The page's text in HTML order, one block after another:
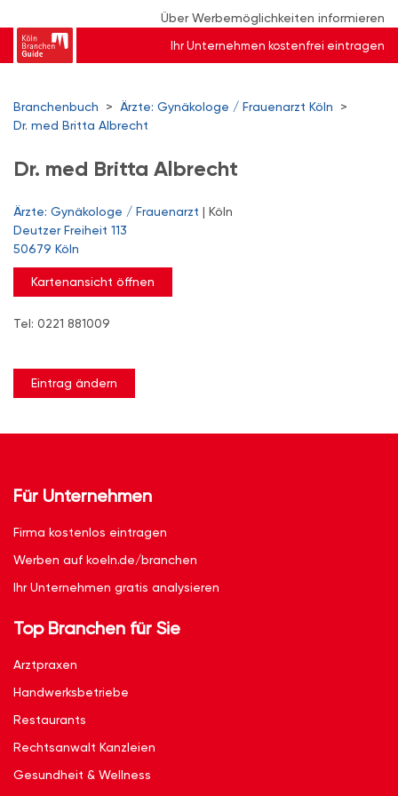
Über Werbemöglichkeiten informieren
Ihr Unternehmen kostenfrei eintragen
Branchenbuch > Ärzte: Gynäkologe / Frauenarzt Köln
>
Dr. med Britta Albrecht
Dr. med Britta Albrecht
Ärzte: Gynäkologe / Frauenarzt | Köln
Deutzer Freiheit 113
50679 Köln
Kartenansicht öffnen
Tel: 0221 881009
Eintrag ändern
Für Unternehmen
Firma kostenlos eintragen
Werben auf koeln.de/branchen
Ihr Unternehmen gratis analysieren
Top Branchen für Sie
Arztpraxen
Handwerksbetriebe
Restaurants
Rechtsanwalt Kanzleien
Gesundheit & Wellness